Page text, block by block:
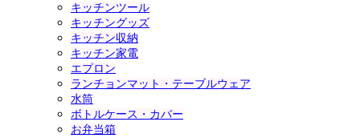
キッチンツール
キッチングッズ
キッチン収納
キッチン家電
エプロン
ランチョンマット・テーブルウェア
水筒
ボトルケース・カバー
お弁当箱